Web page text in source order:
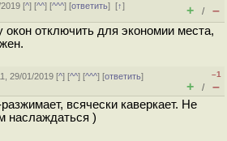
[^] [^^] [^^^] [ответить][↑]
+ / –
отключить для экономии места,
29/01/2019 [^] [^^] [^^^] [ответить]
–1
+ / –
всячески каверкает. Не
наслаждаться )